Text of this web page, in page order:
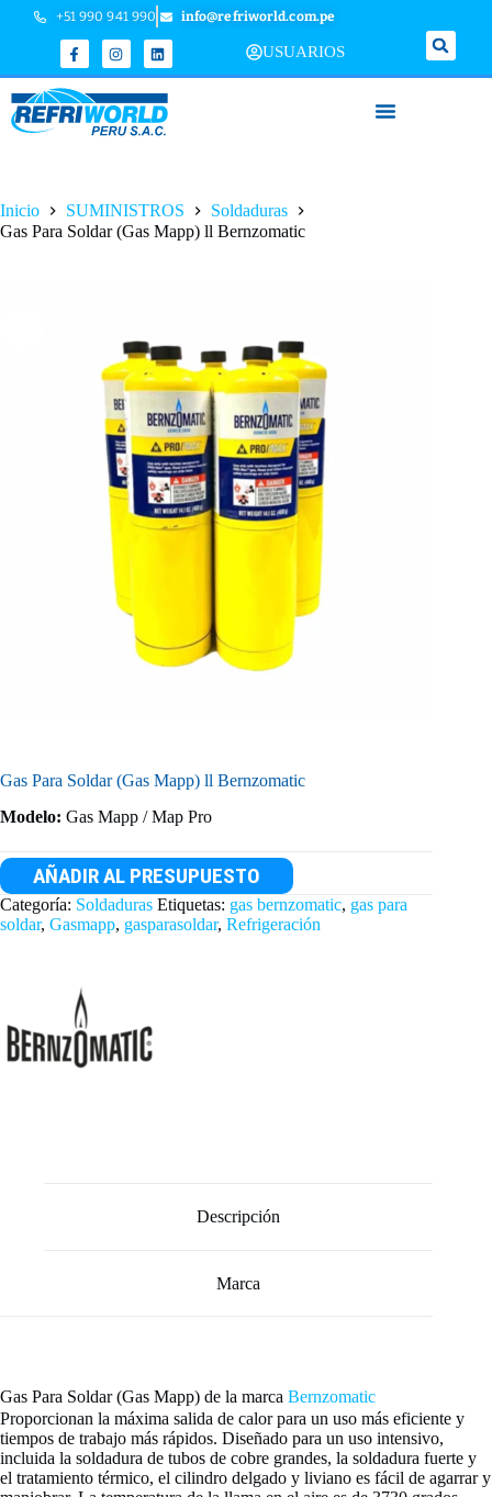
+51 990 941 990 info@refriworld.com.pe
USUARIOS
Inicio SUMINISTROS
Soldaduras
Gas Para Soldar (Gas Mapp) ll Bernzomatic
Gas Para Soldar (Gas Mapp) ll Bernzomatic
Modelo: Gas Mapp / Map Pro
AÑADIR AL PRESUPUESTO
Categoría: Soldaduras Etiquetas: gas bernzomatic, gas para
soldar, Gasmapp, gasparasoldar, Refrigeración
Descripción
Marca
Gas Para Soldar (Gas Mapp) de la marca Bernzomatic
Proporcionan la máxima salida de calor para un uso más eficiente y
tiempos de trabajo más rápidos. Diseñado para un uso intensivo,
incluida la soldadura de tubos de cobre grandes, la soldadura fuerte y
el tratamiento térmico, el cilindro delgado y liviano es fácil de agarrar y